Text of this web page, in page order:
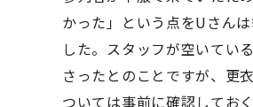
かった」という点をUさん
した。スタッフが空いてい
さったとのことですが、更
ついては事前に確認してお